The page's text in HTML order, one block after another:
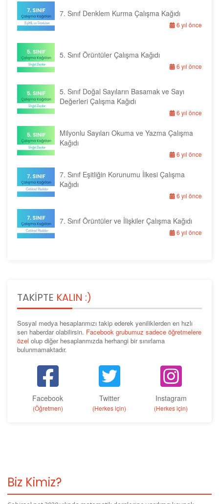
7. Sınıf Denklem Kurma Çalışma Kağıdı
6 yıl önce
5. Sınıf Örüntüler Çalışma Kağıdı
6 yıl önce
5. Sınıf Doğal Sayıların Basamak ve Sayı
Değerleri Çalışma Kağıdı
6 yıl önce
Milyonlu Sayıları Okuma ve Yazma Çalışma
Kağıdı
6 yıl önce
7. Sınıf Eşitliğin Korunumu İlkesi Çalışma
Kağıdı
6 yıl önce
7. Sınıf Örüntüler ve İlişkiler Çalışma Kağıdı
6 yıl önce
TAKIPTE KALIN :)
Sosyal medya hesaplarımızı takip ederek yeniliklerden en hızlı
sen haberdar olabilirsin. Facebook grubumuz sadece öğretmelere
özel olup diğer hesaplarımızda herhangi bir sınırlama
bulunmamaktadır.
Facebook
(Öğretmen)
Twitter
(Herkes için)
Instagram
(Herkes için)
Biz Kimiz?